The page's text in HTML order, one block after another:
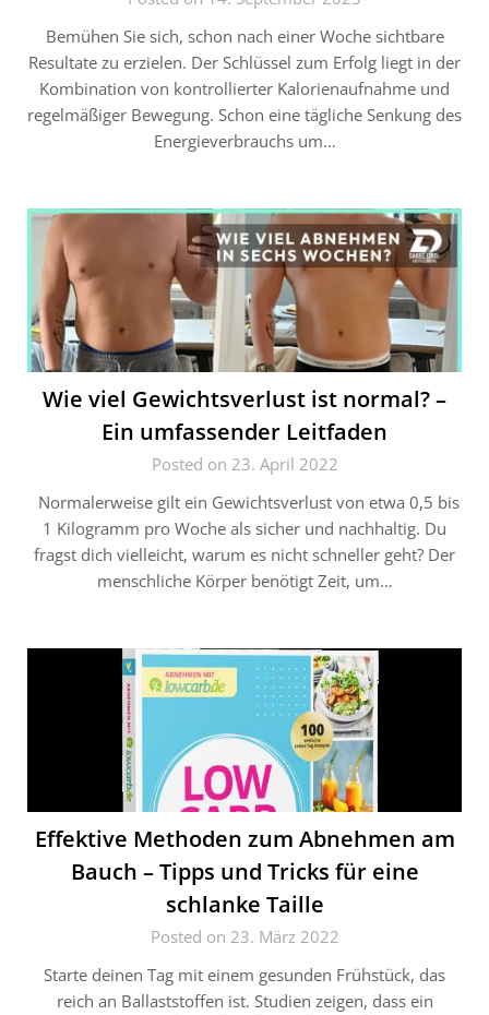
Bemühen Sie sich, schon nach einer Woche sichtbare
Resultate zu erzielen. Der Schlüssel zum Erfolg liegt in der
Kombination von kontrollierter Kalorienaufnahme und
regelmäßiger Bewegung. Schon eine tägliche Senkung des
Energieverbrauchs um…
Wie viel Gewichtsverlust ist normal? –
Ein umfassender Leitfaden
Posted on 23. April 2022
Normalerweise gilt ein Gewichtsverlust von etwa 0,5 bis
1 Kilogramm pro Woche als sicher und nachhaltig. Du
fragst dich vielleicht, warum es nicht schneller geht? Der
menschliche Körper benötigt Zeit, um…
Effektive Methoden zum Abnehmen am
Bauch – Tipps und Tricks für eine
schlanke Taille
Posted on 23. März 2022
Starte deinen Tag mit einem gesunden Frühstück, das
reich an Ballaststoffen ist. Studien zeigen, dass ein